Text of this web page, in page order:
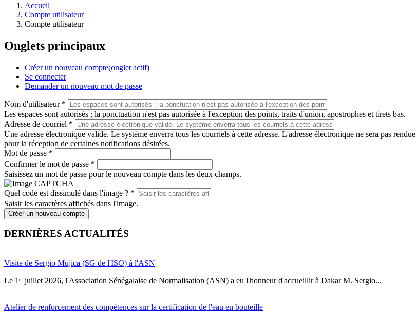
Accueil
Compte utilisateur
Compte utilisateur
Onglets principaux
Créer un nouveau compte(onglet actif)
Se connecter
Demander un nouveau mot de passe
Nom d'utilisateur *
Les espaces sont autorisés ; la ponctuation n'est pas autorisée à l'exception des points, traits d'union, apostrophes et tirets bas.
Adresse de courriel *
Une adresse électronique valide. Le système enverra tous les courriels à cette adresse. L'adresse électronique ne sera pas
pour la réception de certaines notifications désirées.
Mot de passe *
Confirmer le mot de passe *
Saisissez un mot de passe pour le nouveau compte dans les deux champs.
Quel code est dissimulé dans l'image ? *
Saisir les caractères affichés dans l'image.
Créer un nouveau compte
DERNIÈRES ACTUALITÉS
Visite de Sergio Mujica (SG de l'ISO) à l'ASN
Le 1ᵉʳ juillet 2026, l'Association Sénégalaise de Normalisation (ASN) a eu l'honneur d'accueillir à Dakar M. Sergio...
Atelier de renforcement des compétences sur la certification de l'eau en bouteille